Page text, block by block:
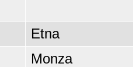
Etna
Monza